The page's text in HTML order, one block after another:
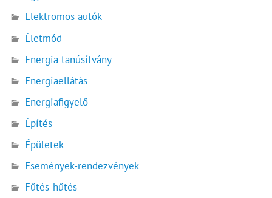
Elektromos autók
Életmód
Energia tanúsítvány
Energiaellátás
Energiafigyelő
Építés
Épületek
Események-rendezvények
Fűtés-hűtés